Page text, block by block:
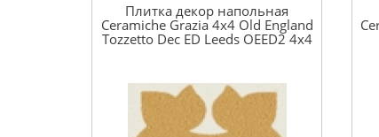
Плитка декор напольная
Ceramiche Grazia 4x4 Old England
Tozzetto Dec ED Leeds OEED2 4x4